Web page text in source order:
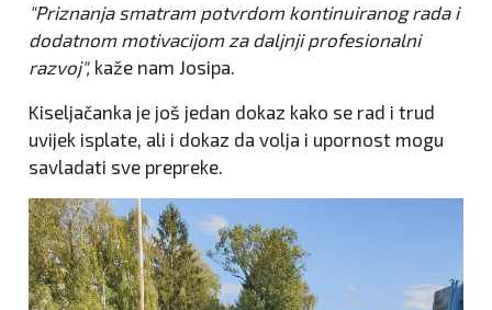
"Priznanja smatram potvrdom kontinuiranog rada i
dodatnom motivacijom za daljnji profesionalni
razvoj", kaže nam Josipa.
Kiseljačanka je još jedan dokaz kako se rad i trud
uvijek isplate, ali i dokaz da volja i upornost mogu
savladati sve prepreke.